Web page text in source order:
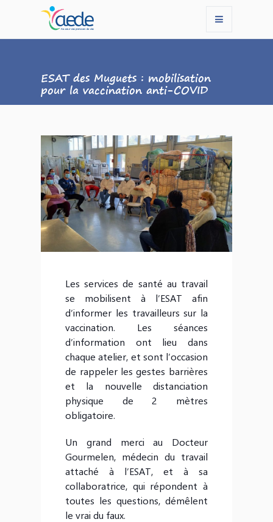
ESAT des Muguets : mobilisation
pour la vaccination anti-COVID
Les services de santé au travail
se mobilisent à l’ESAT afin
d’informer les travailleurs sur la
vaccination. Les séances
d’information ont lieu dans
chaque atelier, et sont l’occasion
de rappeler les gestes barrières
et la nouvelle distanciation
physique de 2 mètres
obligatoire.
Un grand merci au Docteur
Gourmelen, médecin du travail
attaché à l’ESAT, et à sa
collaboratrice, qui répondent à
toutes les questions, démêlent
le vrai du faux.